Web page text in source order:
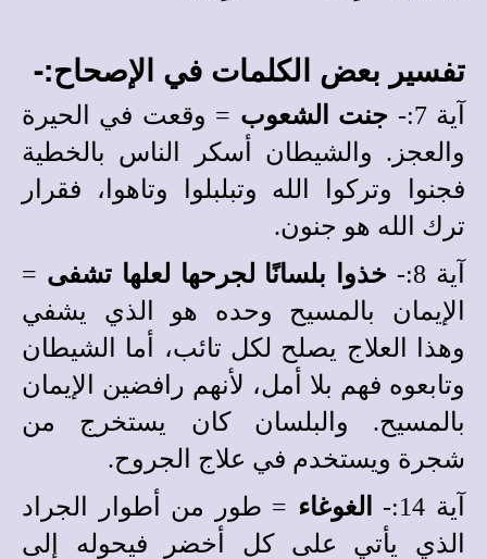
تفسير بعض الكلمات في الإصحاح:-
آية 7:- جنت الشعوب = وقعت في الحيرة
والعجز. والشيطان أسكر الناس بالخطية
فجنوا وتركوا الله وتبلبلوا وتاهوا، فقرار
ترك الله هو جنون.
آية 8:-
خذوا بلسانًا لجرحها لعلها تشفى =
الإيمان بالمسيح وحده هو الذي يشفي
وهذا العلاج يصلح لكل تائب، أما الشيطان
وتابعوه فهم بلا أمل، لأنهم رافضين الإيمان
بالمسيح. والبلسان كان يستخرج من
شجرة ويستخدم في علاج الجروح.
آية 14:-
الغوغاء = طور من أطوار الجراد
الذي يأتي على كل أخضر فيحوله إلى